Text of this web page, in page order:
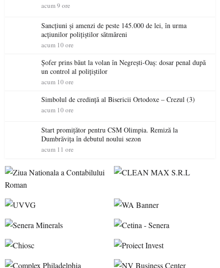
acum 9 ore
Sancțiuni și amenzi de peste 145.000 de lei, în urma
acțiunilor polițiștilor sătmăreni
acum 10 ore
Șofer prins băut la volan în Negrești-Oaș: dosar penal după
un control al polițiștilor
acum 10 ore
Simbolul de credinţă al Bisericii Ortodoxe – Crezul (3)
acum 10 ore
Start promițător pentru CSM Olimpia. Remiză la
Dumbrăvița în debutul noului sezon
acum 11 ore